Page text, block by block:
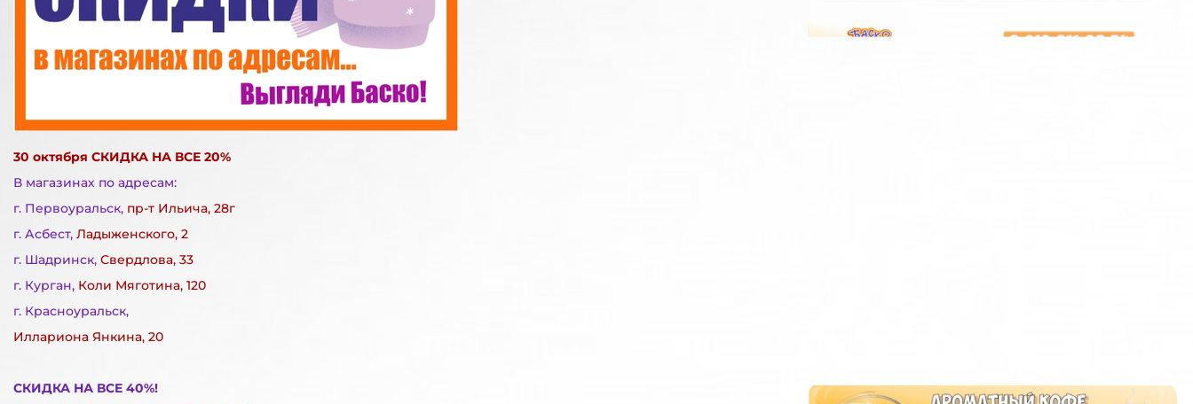
30 октября СКИДКА НА ВСЕ 20%
В магазинах по адресам:
г. Первоуральск, пр-т Ильича, 28г
г. Асбест, Ладыженского, 2
г. Шадринск, Свердлова, 33
г. Курган, Коли Мяготина, 120
г. Красноуральск,
Иллариона Янкина, 20
СКИДКА НА ВСЕ 40%!